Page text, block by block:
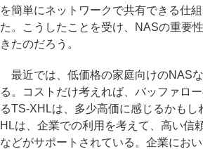
を簡単にネットワークで共有できる仕
た。こうしたことを受け、NASの重要
きたのだろう。
最近では、低価格の家庭向けのNAS
る。コストだけ考えれば、バッファロ
るTS-XHLは、多少高価に感じるかもし
HLは、企業での利用を考えて、高い信
などがサポートされている。企業にお